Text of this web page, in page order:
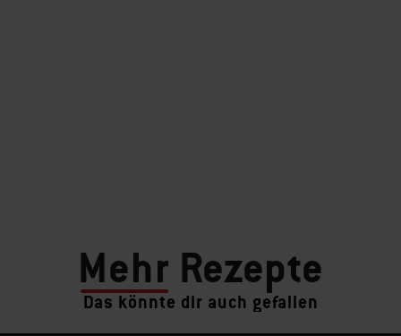
Mehr Rezepte
Das könnte dir auch gefallen